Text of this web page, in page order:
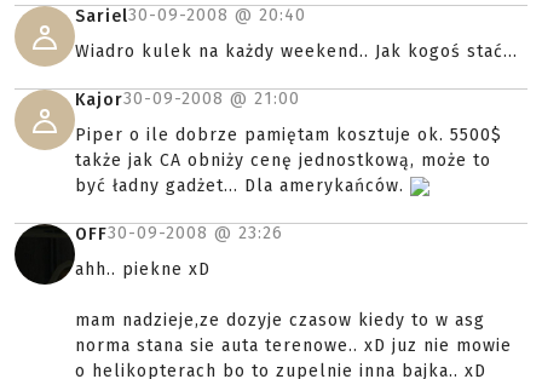
Sariel30-09-2008 @ 20:40
Wiadro kulek na każdy weekend.. Jak kogoś stać...
Kajor30-09-2008 @ 21:00
Piper o ile dobrze pamiętam kosztuje ok. 5500$
także jak CA obniży cenę jednostkową, może to
być ładny gadżet... Dla amerykańców.
OFF30-09-2008 @ 23:26
ahh.. piekne xD
mam nadzieje,ze dozyje czasow kiedy to w asg
norma stana sie auta terenowe.. xD juz nie mowie
o helikopterach bo to zupelnie inna bajka.. xD